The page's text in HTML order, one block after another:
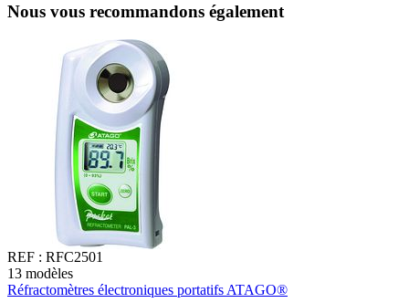
Nous vous recommandons également
REF : RFC2501
13 modèles
Réfractomètres électroniques portatifs ATAGO®